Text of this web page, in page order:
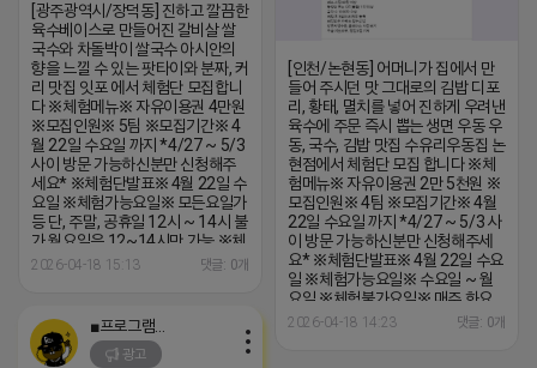
[광주광역시/장덕동] 진하고 깔끔한
육수베이스로 만들어진 갈비살 쌀
국수와 차돌박이 쌀국수 아시안의
향을 느낄 수 있는 팟타이와 분짜, 커
리 맛집 잇포 에서 체험단 모집합니
다 ※체험메뉴※ 자유이용권 4만원
※모집인원※ 5팀 ※모집기간※ 4
월 22일 수요일 까지 *4/27 ~ 5/3
사이 방문 가능하신분만 신청해주
세요* ※체험단발표※ 4월 22일 수
요일 ※체험가능요일※ 모든요일가
등 단, 주말, 공휴일 12시 ~ 14시 불
가 월요일은 12~14시만 가능 ※체
험불가요일※ 없음 ※작성기한※
https://forms.gle/zSVTWC2P7yNHSoZb9
※특이사항※ 방문인원은 최대 4인
까지 가능합니다. 체험권 금액 초과
시 초과비용은 본인부담입니다.
2026-04-18 15:13 댓글: 0개
[인천/논현동] 어머니가 집에서 만
들어 주시던 맛 그대로의 김밥 디포
리, 황태, 멸치를 넣어 진하게 우려낸
육수에 주문 즉시 뽑는 생면 우동 우
동, 국수, 김밥 맛집 수유리우동집 논
현점에서 체험단 모집 합니다 ※체
험메뉴※ 자유이용권 2만 5천원 ※
모집인원※ 4팀 ※모집기간※ 4월
22일 수요일 까지 *4/27 ~ 5/3 사
이 방문 가능하신분만 신청해주세
요* ※체험단발표※ 4월 22일 수요
일 ※체험가능요일※ 수요일 ~ 월
요일 ※체험불가요일※ 매주 화요
일, 매일 15 ~ 17시 불가 ※작성기
2026-04-18 14:23 댓글: 0개
광고